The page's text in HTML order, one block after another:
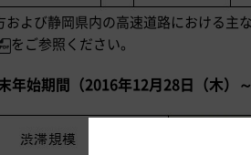
および静岡県内の高速道路における主
をご参照ください。
年始期間（2016年12月28日（木）